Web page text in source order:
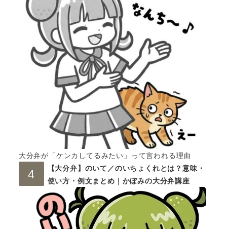
大分弁が「ケンカしてるみたい」って言われる理由
【大分弁】のいて／のいちょくれとは？意味・
使い方・例文まとめ｜かぼみの大分弁講座